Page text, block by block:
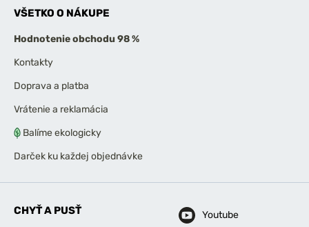
VŠETKO O NÁKUPE
Hodnotenie obchodu 98 %
Kontakty
Doprava a platba
Vrátenie a reklamácia
Balíme ekologicky
Darček ku každej objednávke
CHYŤ A PUSŤ
Youtube